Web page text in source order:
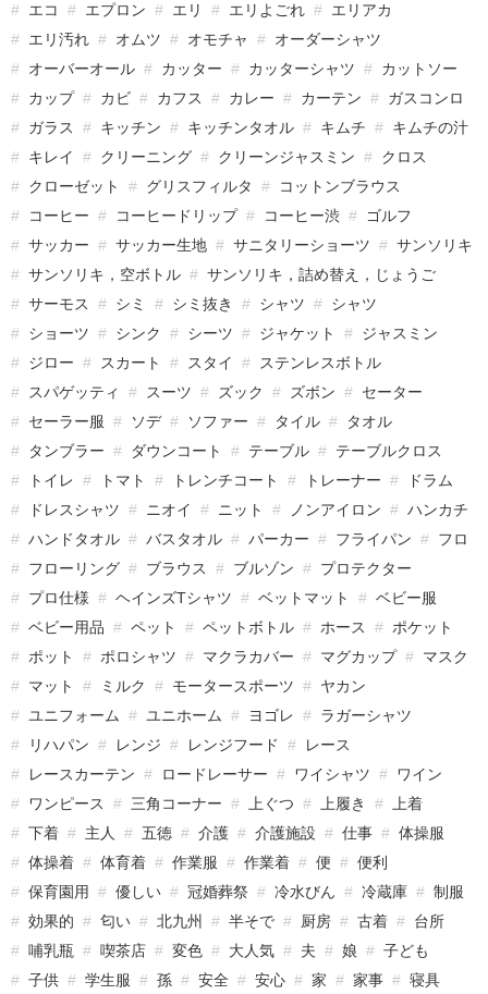
エコ
エプロン エリ エリよごれ
エリアカ
エリ汚れ
オムツ オモチャ
オーダーシャツ
オーバーオール
カッター カッターシャツ
カットソー
カップ
カビ カフス カレー カーテン
ガスコンロ
ガラス
キッチン キッチンタオル キムチ
キムチの汁
キレイ
クリーニング クリーンジャスミン
クロス
クローゼット
グリスフィルタ
コットンブラウス
コーヒー
コーヒードリップ コーヒー渋
ゴルフ
サッカー
サッカー生地 サニタリーショーツ
サンソリキ
サンソリキ，空ボトル
サンソリキ，詰め替え，じょうご
サーモス
シミ シミ抜き シャツ
シャツ
ショーツ
シンク シーツ ジャケット
ジャスミン
ジロー
スカート スタイ
ステンレスボトル
スパゲッティ
スーツ ズック ズボン
セーター
セーラー服
ソデ ソファー タイル
タオル
タンブラー
ダウンコート テーブル
テーブルクロス
トイレ
トマト トレンチコート トレーナー
ドラム
ドレスシャツ
ニオイ ニット ノンアイロン
ハンカチ
ハンドタオル
バスタオル パーカー フライパン
フロ
フローリング
ブラウス ブルゾン
プロテクター
プロ仕様
ヘインズTシャツ ベットマット
ベビー服
ベビー用品
ペット ペットボトル ホース
ポケット
ポット
ポロシャツ マクラカバー マグカップ
マスク
マット
ミルク モータースポーツ
ヤカン
ユニフォーム
ユニホーム ヨゴレ
ラガーシャツ
リハパン
レンジ レンジフード
レース
レースカーテン
ロードレーサー ワイシャツ
ワイン
ワンピース
三角コーナー 上ぐつ 上履き
上着
下着
主人 五徳 介護 介護施設 仕事
体操服
体操着
体育着 作業服 作業着 便
便利
保育園用
優しい 冠婚葬祭 冷水びん 冷蔵庫
制服
効果的
匂い 北九州 半そで 厨房 古着
台所
哺乳瓶
喫茶店 変色 大人気 夫 娘
子ども
子供
学生服 孫 安全 安心 家 家事 寝具